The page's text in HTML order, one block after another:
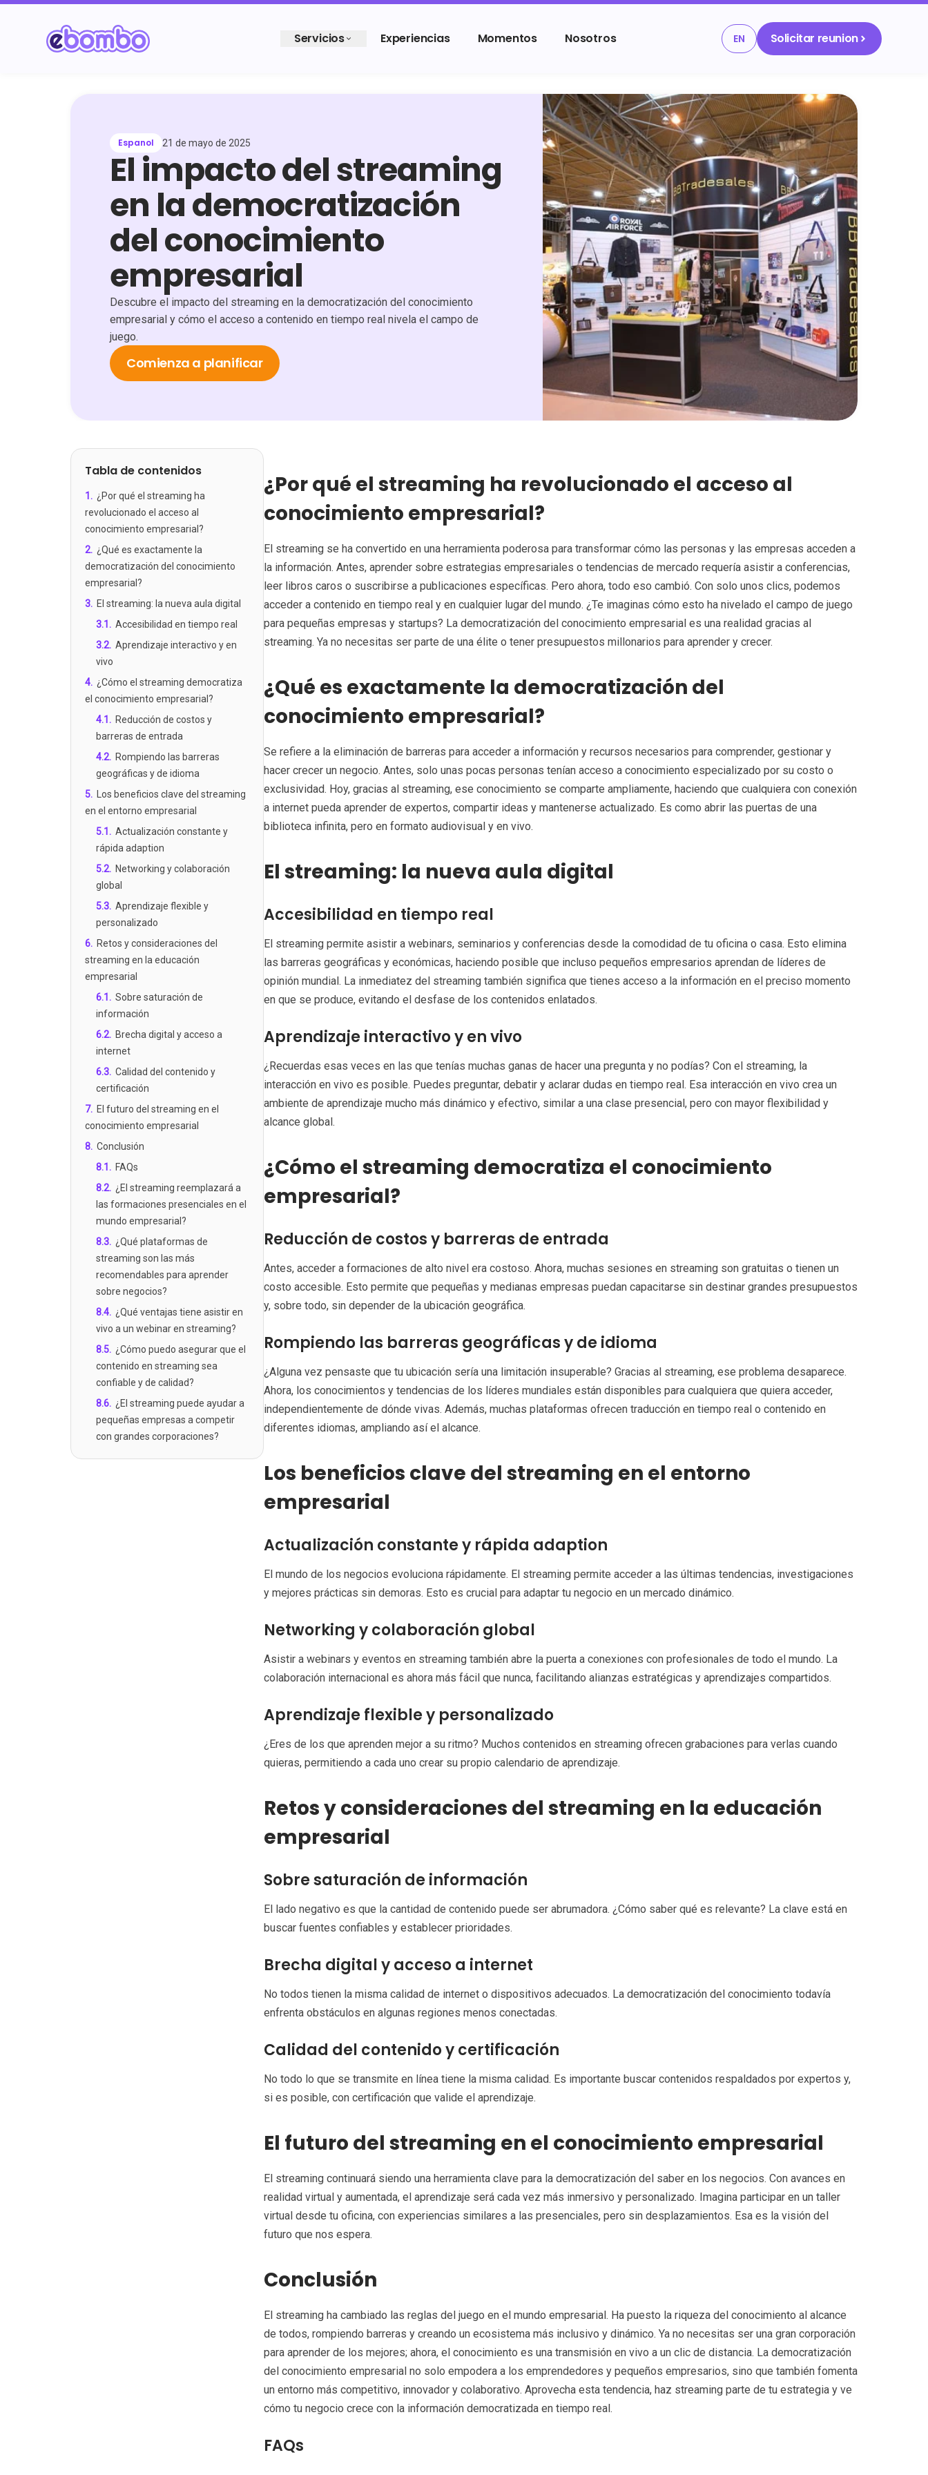
Servicios Experiencias Momentos Nosotros EN Solicitar reunion
Espanol 21 de mayo de 2025
El impacto del streaming
en la democratización
del conocimiento
empresarial
Descubre el impacto del streaming en la democratización del conocimiento
empresarial y cómo el acceso a contenido en tiempo real nivela el campo de
juego.
Comienza a planificar
Tabla de contenidos
1 . ¿Por qué el streaming ha
revolucionado el acceso al
conocimiento empresarial?
2. ¿Qué es exactamente la
democratización del conocimiento
empresarial?
3. El streaming: la nueva aula digital
3.1 . Accesibilidad en tiempo real
3.2. Aprendizaje interactivo y en
vivo
4. ¿Cómo el streaming democratiza
el conocimiento empresarial?
4.1 . Reducción de costos y
barreras de entrada
4.2. Rompiendo las barreras
geográficas y de idioma
5.
Los beneficios clave del streaming
en el entorno empresarial
5.1 . Actualización constante y
rápida adaption
5.2. Networking y colaboración
global
5.3. Aprendizaje flexible y
personalizado
6. Retos y consideraciones del
streaming en la educación
empresarial
6.1 . Sobre saturación de
información
6.2. Brecha digital y acceso a
internet
6.3. Calidad del contenido y
certificación
7. El futuro del streaming en el
conocimiento empresarial
8. Conclusión
8.1 . FAQs
8.2. ¿El streaming reemplazará a
las formaciones presenciales en el
mundo empresarial?
8.3. ¿Qué plataformas de
streaming son las más
recomendables para aprender
sobre negocios?
8.4. ¿Qué ventajas tiene asistir en
vivo a un webinar en streaming?
8.5. ¿Cómo puedo asegurar que el
contenido en streaming sea
confiable y de calidad?
8.6. ¿El streaming puede ayudar a
pequeñas empresas a competir
con grandes corporaciones?
¿Por qué el streaming ha revolucionado el acceso al
conocimiento empresarial?
El streaming se ha convertido en una herramienta poderosa para transformar cómo las personas y las empresas acceden a
la información. Antes, aprender sobre estrategias empresariales o tendencias de mercado requería asistir a conferencias,
leer libros caros o suscribirse a publicaciones específicas. Pero ahora, todo eso cambió. Con solo unos clics, podemos
acceder a contenido en tiempo real y en cualquier lugar del mundo. ¿Te imaginas cómo esto ha nivelado el campo de juego
para pequeñas empresas y startups? La democratización del conocimiento empresarial es una realidad gracias al
streaming. Ya no necesitas ser parte de una élite o tener presupuestos millonarios para aprender y crecer.
¿Qué es exactamente la democratización del
conocimiento empresarial?
Se refiere a la eliminación de barreras para acceder a información y recursos necesarios para comprender, gestionar y
hacer crecer un negocio. Antes, solo unas pocas personas tenían acceso a conocimiento especializado por su costo o
exclusividad. Hoy, gracias al streaming, ese conocimiento se comparte ampliamente, haciendo que cualquiera con conexión
a internet pueda aprender de expertos, compartir ideas y mantenerse actualizado. Es como abrir las puertas de una
biblioteca infinita, pero en formato audiovisual y en vivo.
El streaming: la nueva aula digital
Accesibilidad en tiempo real
El streaming permite asistir a webinars, seminarios y conferencias desde la comodidad de tu oficina o casa. Esto elimina
las barreras geográficas y económicas, haciendo posible que incluso pequeños empresarios aprendan de líderes de
opinión mundial. La inmediatez del streaming también significa que tienes acceso a la información en el preciso momento
en que se produce, evitando el desfase de los contenidos enlatados.
Aprendizaje interactivo y en vivo
¿Recuerdas esas veces en las que tenías muchas ganas de hacer una pregunta y no podías? Con el streaming, la
interacción en vivo es posible. Puedes preguntar, debatir y aclarar dudas en tiempo real. Esa interacción en vivo crea un
ambiente de aprendizaje mucho más dinámico y efectivo, similar a una clase presencial, pero con mayor flexibilidad y
alcance global.
¿Cómo el streaming democratiza el conocimiento
empresarial?
Reducción de costos y barreras de entrada
Antes, acceder a formaciones de alto nivel era costoso. Ahora, muchas sesiones en streaming son gratuitas o tienen un
costo accesible. Esto permite que pequeñas y medianas empresas puedan capacitarse sin destinar grandes presupuestos
y, sobre todo, sin depender de la ubicación geográfica.
Rompiendo las barreras geográficas y de idioma
¿Alguna vez pensaste que tu ubicación sería una limitación insuperable? Gracias al streaming, ese problema desaparece.
Ahora, los conocimientos y tendencias de los líderes mundiales están disponibles para cualquiera que quiera acceder,
independientemente de dónde vivas. Además, muchas plataformas ofrecen traducción en tiempo real o contenido en
diferentes idiomas, ampliando así el alcance.
Los beneficios clave del streaming en el entorno
empresarial
Actualización constante y rápida adaption
El mundo de los negocios evoluciona rápidamente. El streaming permite acceder a las últimas tendencias, investigaciones
y mejores prácticas sin demoras. Esto es crucial para adaptar tu negocio en un mercado dinámico.
Networking y colaboración global
Asistir a webinars y eventos en streaming también abre la puerta a conexiones con profesionales de todo el mundo. La
colaboración internacional es ahora más fácil que nunca, facilitando alianzas estratégicas y aprendizajes compartidos.
Aprendizaje flexible y personalizado
¿Eres de los que aprenden mejor a su ritmo? Muchos contenidos en streaming ofrecen grabaciones para verlas cuando
quieras, permitiendo a cada uno crear su propio calendario de aprendizaje.
Retos y consideraciones del streaming en la educación
empresarial
Sobre saturación de información
El lado negativo es que la cantidad de contenido puede ser abrumadora. ¿Cómo saber qué es relevante? La clave está en
buscar fuentes confiables y establecer prioridades.
Brecha digital y acceso a internet
No todos tienen la misma calidad de internet o dispositivos adecuados. La democratización del conocimiento todavía
enfrenta obstáculos en algunas regiones menos conectadas.
Calidad del contenido y certificación
No todo lo que se transmite en línea tiene la misma calidad. Es importante buscar contenidos respaldados por expertos y,
si es posible, con certificación que valide el aprendizaje.
El futuro del streaming en el conocimiento empresarial
El streaming continuará siendo una herramienta clave para la democratización del saber en los negocios. Con avances en
realidad virtual y aumentada, el aprendizaje será cada vez más inmersivo y personalizado. Imagina participar en un taller
virtual desde tu oficina, con experiencias similares a las presenciales, pero sin desplazamientos. Esa es la visión del
futuro que nos espera.
Conclusión
El streaming ha cambiado las reglas del juego en el mundo empresarial. Ha puesto la riqueza del conocimiento al alcance
de todos, rompiendo barreras y creando un ecosistema más inclusivo y dinámico. Ya no necesitas ser una gran corporación
para aprender de los mejores; ahora, el conocimiento es una transmisión en vivo a un clic de distancia. La democratización
del conocimiento empresarial no solo empodera a los emprendedores y pequeños empresarios, sino que también fomenta
un entorno más competitivo, innovador y colaborativo. Aprovecha esta tendencia, haz streaming parte de tu estrategia y ve
cómo tu negocio crece con la información democratizada en tiempo real.
FAQs